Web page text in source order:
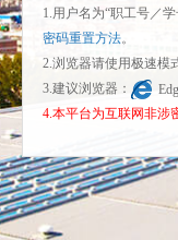
1.用户名为“职工号／
密码重置方法。
2.浏览器请使用极速模
3.建议浏览器：
4.本平台为互联网非涉